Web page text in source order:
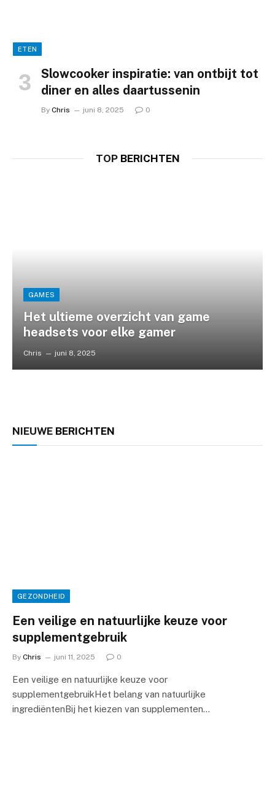
ETEN
Slowcooker inspiratie: van ontbijt tot
diner en alles daartussenin
By Chris juni 8, 2025 0
TOPBERICHTEN
februari 21, 2021
GAMES
Het ultieme overzicht van game
headsets voor elke gamer
Chris juni 8, 2025
NIEUWE BERICHTEN
GEZONDHEID
Een veilige en natuurlijke keuze voor
supplementgebruik
By Chris juni 11, 2025 0
Een veilige en natuurlijke keuze voor
supplementgebruikHet belang van natuurlijke
ingrediëntenBij het kiezen van supplementen…